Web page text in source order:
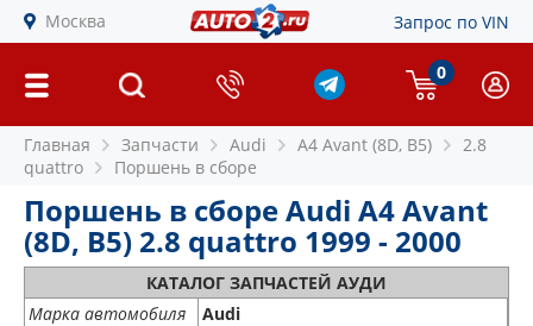
Москва Запрос по VIN
0
Главная Запчасти Audi A4 Avant (8D, B5)
2.8
quattro
Поршень в сборе
Поршень в сборе Audi A4 Avant
(8D, B5) 2.8 quattro 1999 - 2000
КАТАЛОГ ЗАПЧАСТЕЙ АУДИ
Марка автомобиля
Audi